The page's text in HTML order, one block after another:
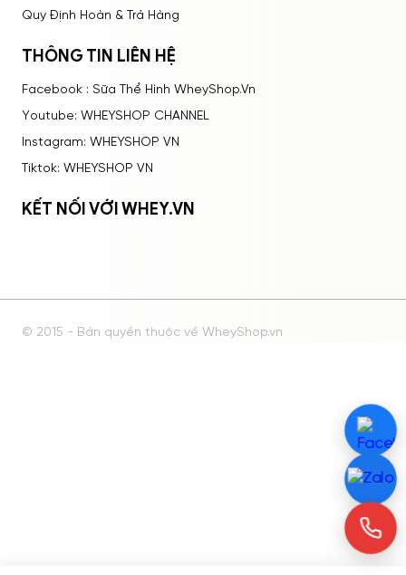
Quy Định Hoàn & Trả Hàng
THÔNG TIN LIÊN HỆ
Facebook : Sữa Thể Hình WheyShop.Vn
Youtube: WHEYSHOP CHANNEL
Instagram: WHEYSHOP VN
Tiktok: WHEYSHOP VN
KẾT NỐI VỚI WHEY.VN
© 2015 - Bản quyền thuộc về WheyShop.vn